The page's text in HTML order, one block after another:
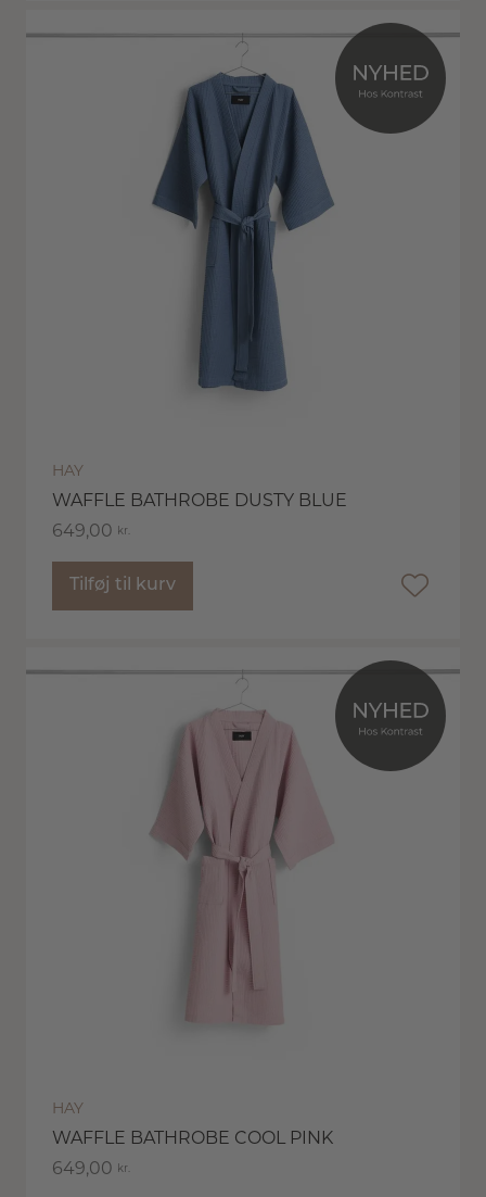
HAY
WAFFLE BATHROBE DUSTY BLUE
649,00 kr.
Tilføj til kurv
HAY
WAFFLE BATHROBE COOL PINK
649,00 kr.